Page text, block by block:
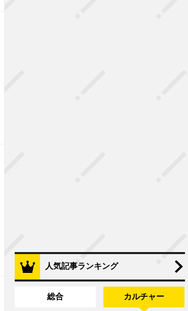
人気記事ランキング
総合 カルチャー